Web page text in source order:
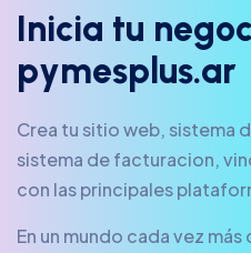
Inicia tu nego
pymesp us.ar
Crea tu sitio web, sistema
sistema de facturacion,
con las principales
En un mundo cada vez